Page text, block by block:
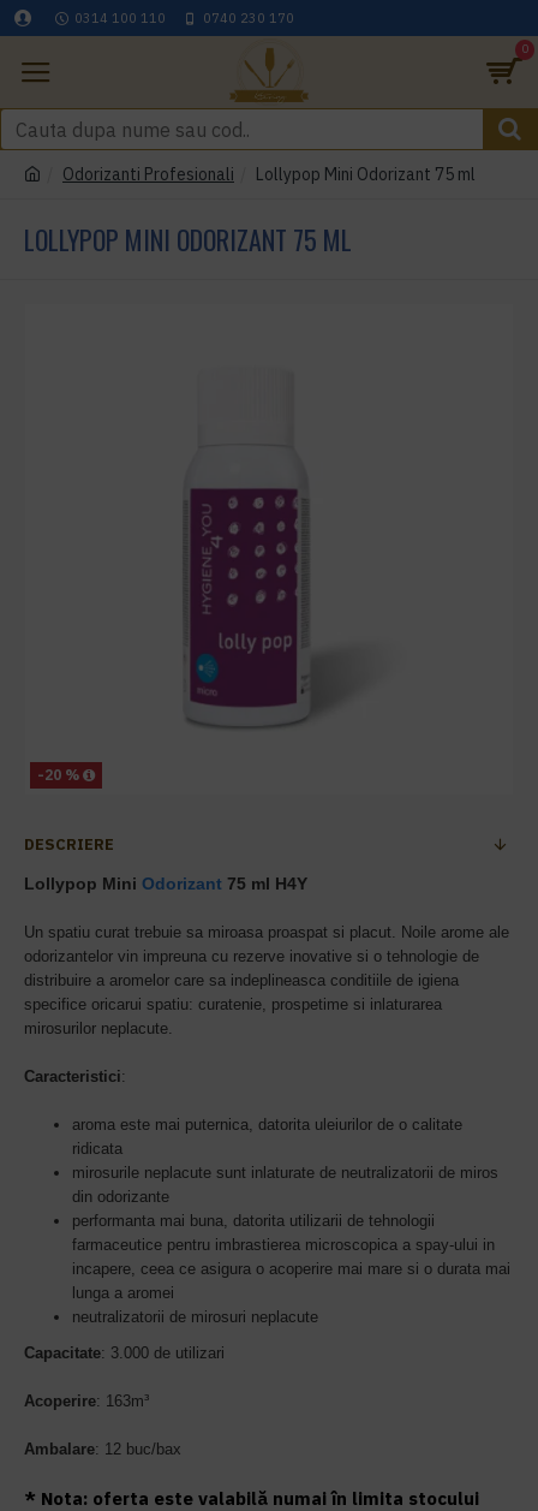
0314 100 110 0740 230 170
0
Odorizanti Profesionali Lollypop Mini Odorizant 75 ml
LOLLYPOP MINI ODORIZANT 75 ML
-20 %
DESCRIERE
Lollypop Mini Odorizant 75 ml H4Y
Un spatiu curat trebuie sa miroasa proaspat si placut. Noile arome ale
odorizantelor vin impreuna cu rezerve inovative si o tehnologie de
distribuire a aromelor care sa indeplineasca conditiile de igiena
specifice oricarui spatiu: curatenie, prospetime si inlaturarea
mirosurilor neplacute.
Caracteristici:
aroma este mai puternica, datorita uleiurilor de o calitate
ridicata
mirosurile neplacute sunt inlaturate de neutralizatorii de miros
din odorizante
performanta mai buna, datorita utilizarii de tehnologii
farmaceutice pentru imbrastierea microscopica a spay-ului in
incapere, ceea ce asigura o acoperire mai mare si o durata mai
lunga a aromei
neutralizatorii de mirosuri neplacute
Capacitate: 3.000 de utilizari
Acoperire: 163m³
Ambalare: 12 buc/bax
* Nota: oferta este valabilă numai în limita stocului